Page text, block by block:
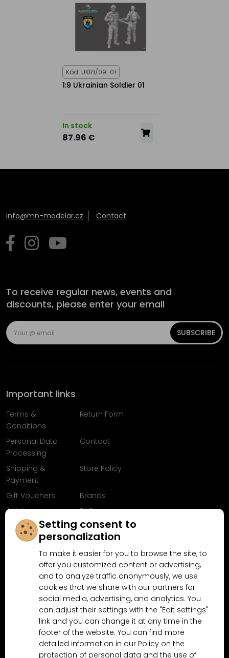
Kód: UKR1/09-01
1:9 Ukrainian Soldier 01
In stock
87.96 €
info@mn-modelar.cz Contact
To receive regular news, events and
discounts, please enter your email
SUBSCRIBE
Important links
Terms &
Conditions
Return Form
Personal Data
Processing
Contact
Shipping &
Payment
Store Policy
Gift Vouchers
Brands
Articles
FAQ
Follow us on
Facebook
Why shop at MN-Modelar.com
4.9/5(10481x) 4.5/5 (189x)
Setting consent to
personalization
To make it easier for you to browse the site, to
offer you customized content or advertising,
and to analyze traffic anonymously, we use
cookies that we share with our partners for
social media, advertising, and analytics. You
can adjust their settings with the "Edit settings"
link and you can change it at any time in the
footer of the website. You can find more
detailed information in our Policy on the
protection of personal data and the use of